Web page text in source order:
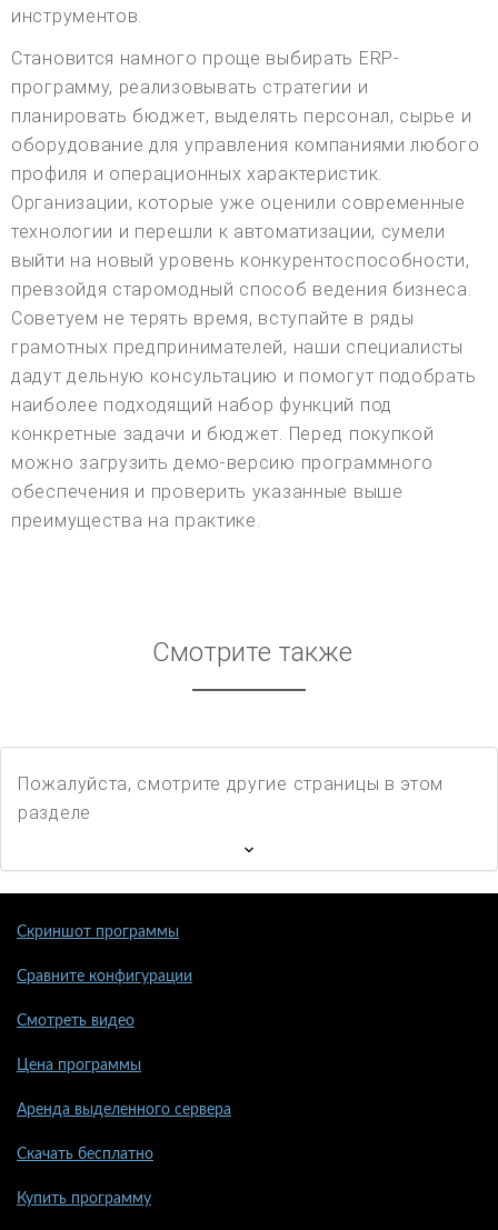
инструментов.
Становится намного проще выбирать ERP-
программу, реализовывать стратегии и
планировать бюджет, выделять персонал, сырье и
оборудование для управления компаниями любого
профиля и операционных характеристик.
Организации, которые уже оценили современные
технологии и перешли к автоматизации, сумели
выйти на новый уровень конкурентоспособности,
превзойдя старомодный способ ведения бизнеса.
Советуем не терять время, вступайте в ряды
грамотных предпринимателей, наши специалисты
дадут дельную консультацию и помогут подобрать
наиболее подходящий набор функций под
конкретные задачи и бюджет. Перед покупкой
можно загрузить демо-версию программного
обеспечения и проверить указанные выше
преимущества на практике.
Смотрите также
Пожалуйста, смотрите другие страницы в этом
разделе
Скриншот программы
Сравните конфигурации
Смотреть видео
Цена программы
Аренда выделенного сервера
Скачать бесплатно
Купить программу